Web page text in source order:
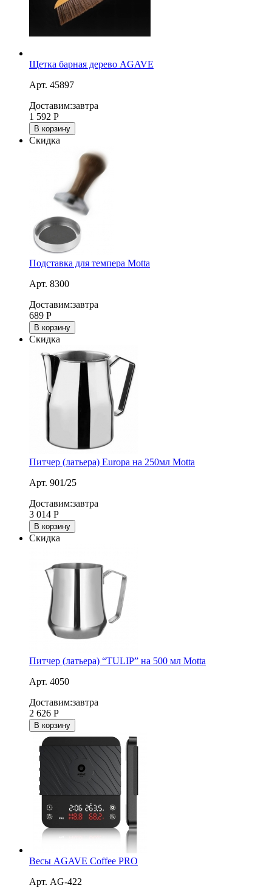
Щетка барная дерево AGAVE
Арт. 45897
Доставим:завтра
1 592 Р
В корзину
Скидка
Подставка для темпера Motta
Арт. 8300
Доставим:завтра
689 Р
В корзину
Скидка
Питчер (латьера) Europa на 250мл Motta
Арт. 901/25
Доставим:завтра
3 014 Р
В корзину
Скидка
Питчер (латьера) “TULIP” на 500 мл Motta
Арт. 4050
Доставим:завтра
2 626 Р
В корзину
Весы AGAVE Coffee PRO
Арт. AG-422